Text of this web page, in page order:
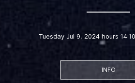
Tuesday Jul 9, 2024 hours 14:10
INFO